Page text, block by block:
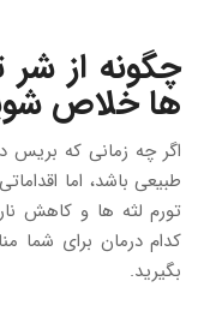
چگونه از شر
ها خلاص
اگر چه زمانی که بریس
طبیعی باشد، اما
تورم لثه ها و کاهش
کدام درمان برای شما
بگیرید.